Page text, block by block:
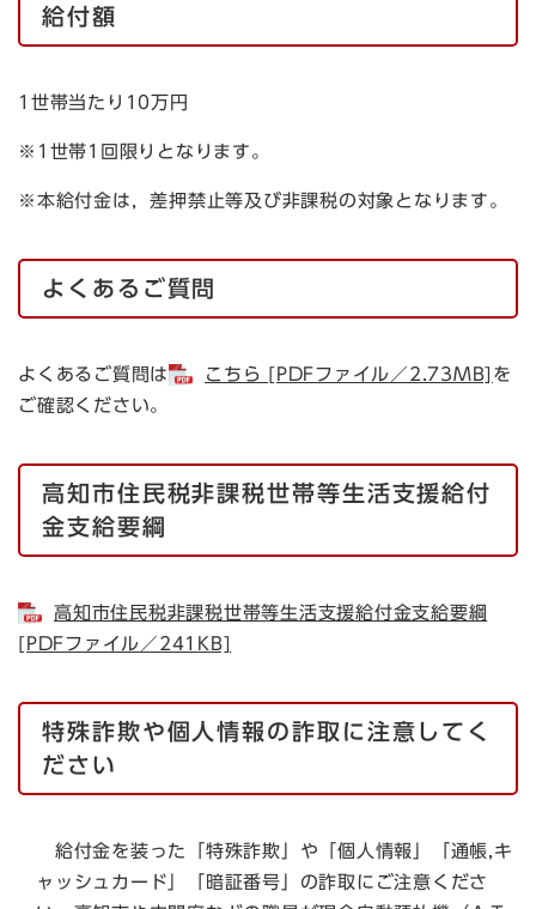
給付額
1世帯当たり10万円
※1世帯1回限りとなります。
※本給付金は，差押禁止等及び非課税の対象となります。​
よくあるご質問
よくあるご質問は こちら [PDFファイル／2.73MB] を
ご確認ください。
高知市住民税非課税世帯等生活支援給付
金支給要綱
高知市住民税非課税世帯等生活支援給付金支給要綱
[PDFファイル／241KB]
特殊詐欺や個人情報の詐取に注意してく
ださい
給付金を装った「特殊詐欺」や「個人情報」「通帳,キ
ャッシュカード」「暗証番号」の詐取にご注意くださ